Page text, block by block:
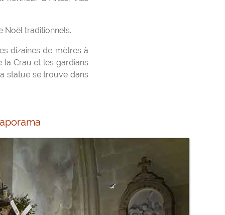
Noël traditionnels.
dizaines de mètres à
la Crau et les gardians
statue se trouve dans